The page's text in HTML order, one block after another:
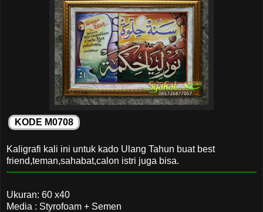
KODE M0708
Kaligrafi kali ini untuk kado Ulang Tahun buat best
friend,teman,sahabat,calon istri juga bisa.
Ukuran: 60 x40
Media : Styrofoam + Semen